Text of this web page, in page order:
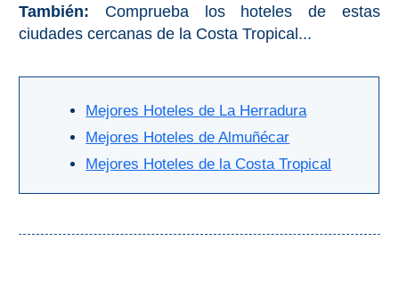
MEJORES
➜
GRANADA
Hoteles con Piscina
También: Comprueba los hoteles de estas
ciudades cercanas de la Costa Tropical...
Mejores Hoteles de La Herradura
Mejores Hoteles de Almuñécar
Mejores Hoteles de la Costa Tropical